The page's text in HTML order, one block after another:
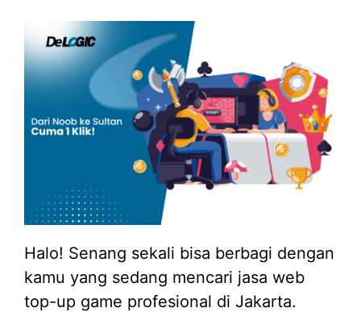
Halo! Senang sekali bisa berbagi dengan
kamu yang sedang mencari jasa web
top-up game profesional di Jakarta.